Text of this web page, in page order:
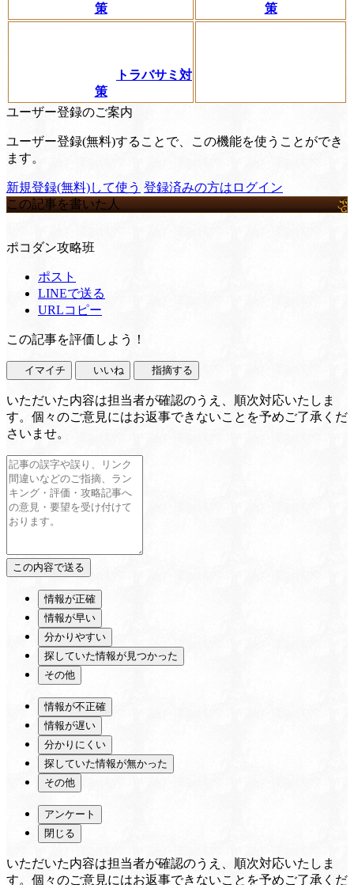
策
策
トラバサミ対
策
ユーザー登録のご案内
ユーザー登録(無料)することで、この機能を使うことができ
ます。
新規登録(無料)して使う 登録済みの方はログイン
この記事を書いた人
ポコダン攻略班
ポスト
LINEで送る
URLコピー
この記事を評価しよう！
イマイチ いいね 指摘する
いただいた内容は担当者が確認のうえ、順次対応いたしま
す。個々のご意見にはお返事できないことを予めご了承くだ
さいませ。
情報が正確
情報が早い
分かりやすい
探していた情報が見つかった
その他
情報が不正確
情報が遅い
分かりにくい
探していた情報が無かった
その他
アンケート
閉じる
いただいた内容は担当者が確認のうえ、順次対応いたしま
す。個々のご意見にはお返事できないことを予めご了承くだ